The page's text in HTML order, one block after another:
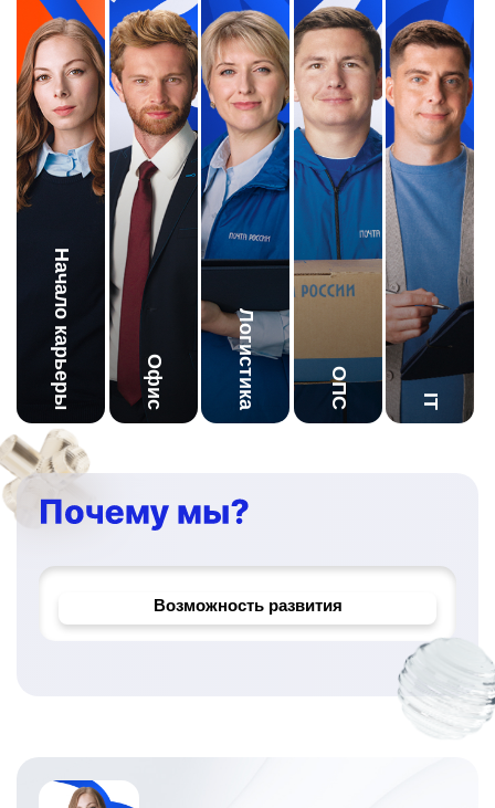
Начало карьеры Офис Логистика ОПС IT
Надёжный работодатель
Возможность развития